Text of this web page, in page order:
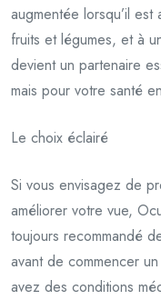
augmentée lorsqu’il
fruits et légumes, et à
devient un partenaire
mais pour votre santé
Le choix éclairé
Si vous envisagez de
améliorer votre vue,
toujours recommandé
avant de commencer
avez des conditions